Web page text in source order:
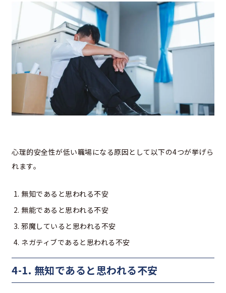
心理的安全性が低い職場になる原因として以下の4つが挙げら
れます。
無知であると思われる不安
無能であると思われる不安
邪魔していると思われる不安
ネガティブであると思われる不安
4-1. 無知であると思われる不安